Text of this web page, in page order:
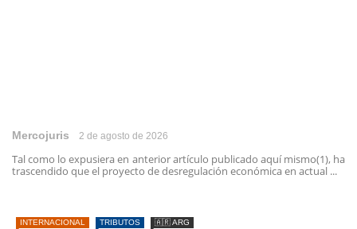
Mercojuris 2 de agosto de 2026
Tal como lo expusiera en anterior artículo publicado aquí mismo(1), ha
trascendido que el proyecto de desregulación económica en actual ...
INTERNACIONAL TRIBUTOS 🇦🇷 ARG